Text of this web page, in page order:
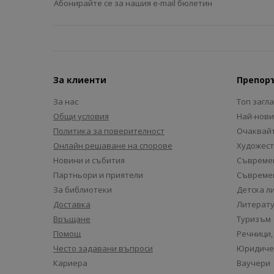
Абонирайте се за нашия e-mail бюлетин
За клиенти
За нас
Общи условия
Политика за поверителност
Онлайн решаване на спорове
Новини и събития
Партньори и приятели
За библиотеки
Доставка
Връщане
Помощ
Често задавани въпроси
Кариера
Топ
Най-
Детска
Туризъм
Ваучери